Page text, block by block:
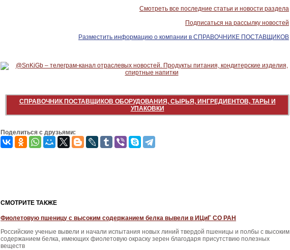
Смотреть все последние статьи и новости раздела
Подписаться на рассылку новостей
Разместить информацию о компании в СПРАВОЧНИКЕ ПОСТАВЩИКОВ
СПРАВОЧНИК ПОСТАВЩИКОВ ОБОРУДОВАНИЯ, СЫРЬЯ, ИНГРЕДИЕНТОВ, ТАРЫ И
УПАКОВКИ
Поделиться с друзьями:
CМОТРИТЕ ТАКЖЕ
Фиолетовую пшеницу с высоким содержанием белка вывели в ИЦиГ СО РАН
Российские ученые вывели и начали испытания новых линий твердой пшеницы и полбы с высоким
содержанием белка, имеющих фиолетовую окраску зерен благодаря присутствию полезных
веществ